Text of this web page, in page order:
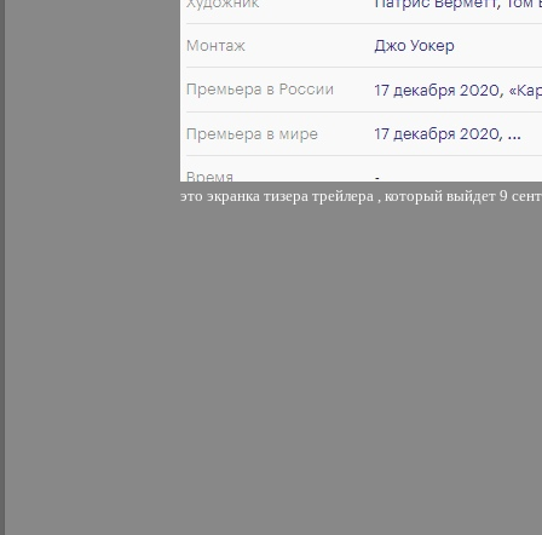
это экранка тизера трейлера , который выйдет 9